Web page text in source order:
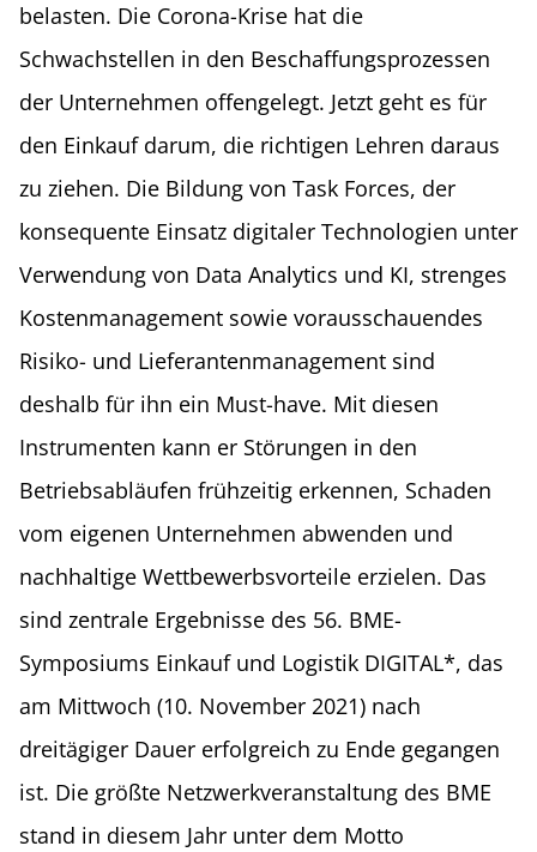
belasten. Die Corona-Krise hat die
Schwachstellen in den Beschaffungsprozessen
der Unternehmen offengelegt. Jetzt geht es für
den Einkauf darum, die richtigen Lehren daraus
zu ziehen. Die Bildung von Task Forces, der
konsequente Einsatz digitaler Technologien unter
Verwendung von Data Analytics und KI, strenges
Kostenmanagement sowie vorausschauendes
Risiko- und Lieferantenmanagement sind
deshalb für ihn ein Must-have. Mit diesen
Instrumenten kann er Störungen in den
Betriebsabläufen frühzeitig erkennen, Schaden
vom eigenen Unternehmen abwenden und
nachhaltige Wettbewerbsvorteile erzielen. Das
sind zentrale Ergebnisse des 56. BME-
Symposiums Einkauf und Logistik DIGITAL*, das
am Mittwoch (10. November 2021) nach
dreitägiger Dauer erfolgreich zu Ende gegangen
ist. Die größte Netzwerkveranstaltung des BME
stand in diesem Jahr unter dem Motto